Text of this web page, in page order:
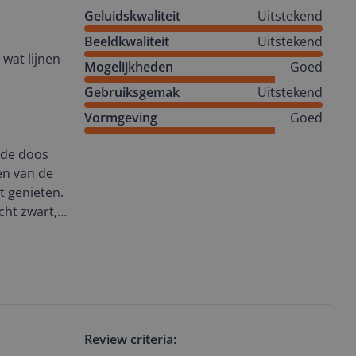
noemt
van
opties
een
doos
van de
genieten.
zwart,
effen
lijnen
Geluidskwaliteit
Uitstekend
Beeldkwaliteit
Uitstekend
Mogelijkheden
Goed
Gebruiksgemak
Uitstekend
Vormgeving
Goed
Review criteria: